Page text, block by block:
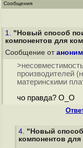
Сообщения
1. "Новый способ
компонентов для
Сообщение от
производителей
материнскими
чо правда? О_О
4. "Новый
компонентов